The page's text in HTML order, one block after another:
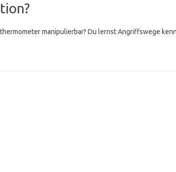
manipulierbar? Du lernst Angriffswege